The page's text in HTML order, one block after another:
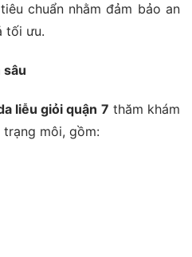
chuẩn nhằm đảm bảo an
tối ưu.
sâu
liễu giỏi quận 7 thăm khám
môi, gồm: